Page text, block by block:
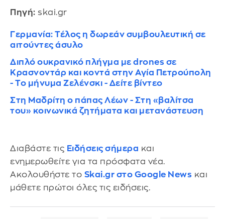
Πηγή: skai.gr
Γερμανία: Τέλος η δωρεάν συμβουλευτική σε
αιτούντες άσυλο
Διπλό ουκρανικό πλήγμα με drones σε
Κρασνοντάρ και κοντά στην Αγία Πετρούπολη
- Το μήνυμα Ζελένσκι - Δείτε βίντεο
Στη Μαδρίτη ο πάπας Λέων - Στη «βαλίτσα
του» κοινωνικά ζητήματα και μετανάστευση
Διαβάστε τις Ειδήσεις σήμερα και
ενημερωθείτε για τα πρόσφατα νέα.
Ακολουθήστε το Skai.gr στο Google News και
μάθετε πρώτοι όλες τις ειδήσεις.